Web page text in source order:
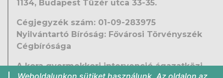
1134, Budapest Tüzér utca 33-35.
Cégjegyzék szám: 01-09-283975
Nyilvántartó Bíróság: Fővárosi Törvényszék
Cégbírósága
A kora gyermekkori intervenció ágazatközi
Weboldalunkon sütiket használunk. Az oldalon az